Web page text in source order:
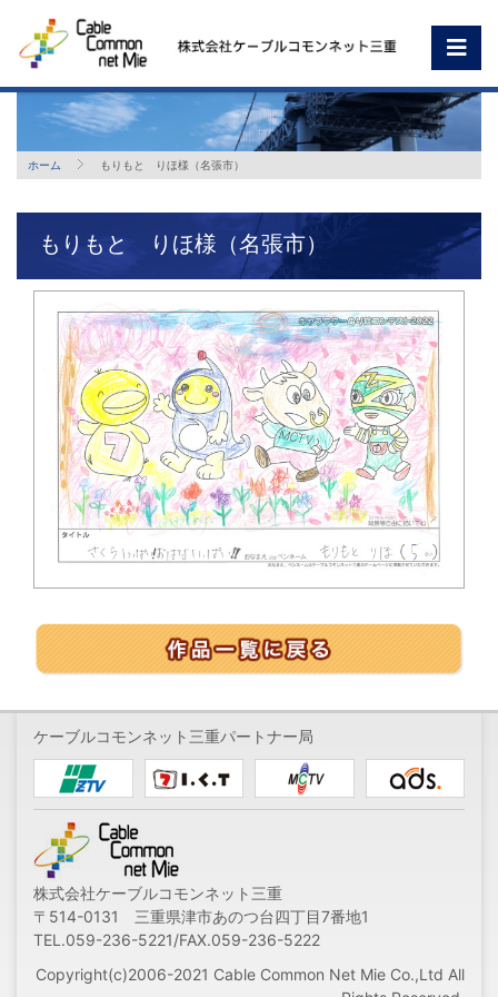
ホーム もりもと りほ様（名張市）
もりもと りほ様（名張市）
ケーブルコモンネット三重パートナー局
株式会社ケーブルコモンネット三重
〒514-0131 三重県津市あのつ台四丁目7番地1
TEL.059-236-5221/FAX.059-236-5222
Copyright(c)2006-2021 Cable Common Net Mie Co.,Ltd All